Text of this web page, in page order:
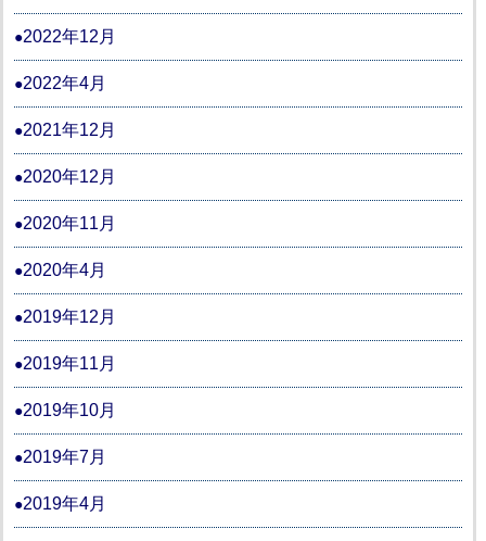
2022年12月
2022年4月
2021年12月
2020年12月
2020年11月
2020年4月
2019年12月
2019年11月
2019年10月
2019年7月
2019年4月